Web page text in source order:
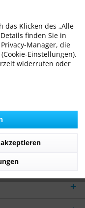
0 Kommentare
das Klicken des „Alle
finden Sie in
Manager, die
Einstellungen).
widerrufen oder